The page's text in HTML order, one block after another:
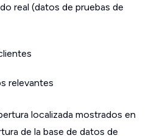
real (datos de pruebas de
relevantes
localizada mostrados en
de la base de datos de